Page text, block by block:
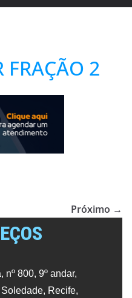
FRAÇÃO 2
Próximo →
800, 9º andar,
Recife,